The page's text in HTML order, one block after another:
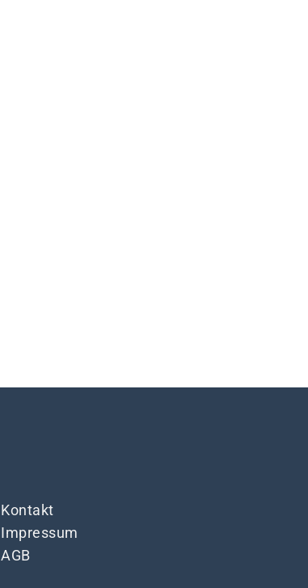
Kontakt
Impressum
AGB